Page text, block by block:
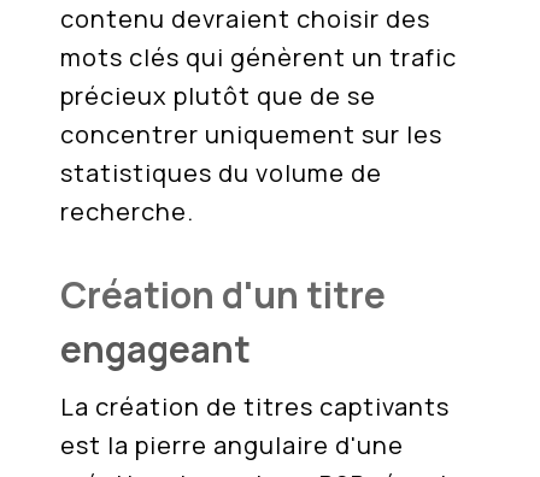
contenu devraient choisir des
mots clés qui génèrent un trafic
précieux plutôt que de se
concentrer uniquement sur les
statistiques du volume de
recherche.
Création d'un titre
engageant
La création de titres captivants
est la pierre angulaire d'une